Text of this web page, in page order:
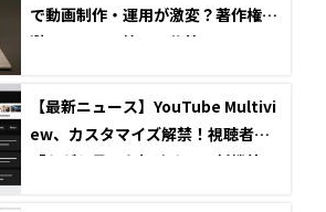
で動画制作・運用が激変？著作権回
避とコメント管理の秘策
【最新ニュース】YouTube Multivi
ew、カスタマイズ解禁！視聴者の
「ながら見」を加速させる新機能の